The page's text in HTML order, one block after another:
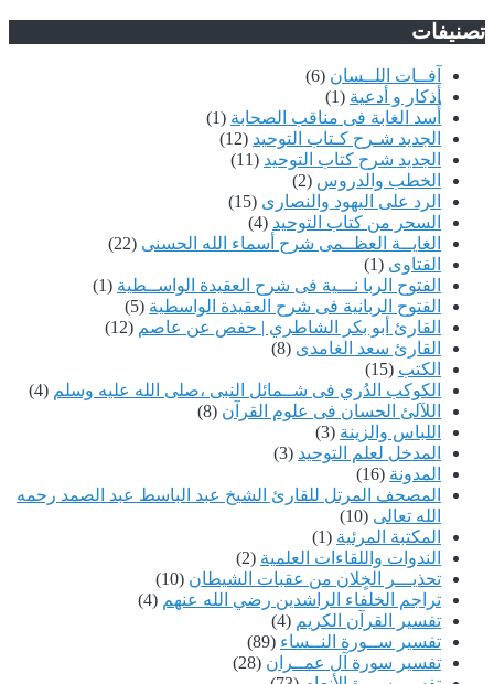
تصنيفات
آفــات اللــسان (6)
أذكار و أدعية (1)
أُسد الغابة فى مناقب الصحابة (1)
الجديد شـرح كـتاب التوحيد (12)
الجديد شرح كتاب التوحيد (11)
الخطب والدروس (2)
الرد على اليهود والنصارى (15)
السحر من كتاب التوحيد (4)
الغايــة العظــمى شرح أسماء الله الحسنى (22)
الفتاوى (1)
الفتوح الربا نـــية فى شرح العقيدة الواســطية (1)
الفتوح الربانية فى شرح العقيدة الواسطية (5)
القارئ أبو بكر الشاطري | حفص عن عاصم (12)
القارئ سعد الغامدى (8)
الكتب (15)
الكوكب الدُري فى شــمائل النبى ،صلى الله عليه وسلم (4)
اللآلئ الحسان فى علوم القرآن (8)
اللباس والزينة (3)
المدخل لعلم التوحيد (3)
المدونة (16)
المصحف المرتل للقارئ الشيخ عبد الباسط عبد الصمد رحمه
الله تعالى (10)
المكتبة المرئية (1)
الندوات واللقاءات العلمية (2)
تحذيـــر الخٍلان من عقبات الشيطان (10)
تراجم الخلفاء الراشدين رضي الله عنهم (4)
تفسير القرآن الكريم (4)
تفسير ســورة النــساء (89)
تفسير سورة آل عمــران (28)